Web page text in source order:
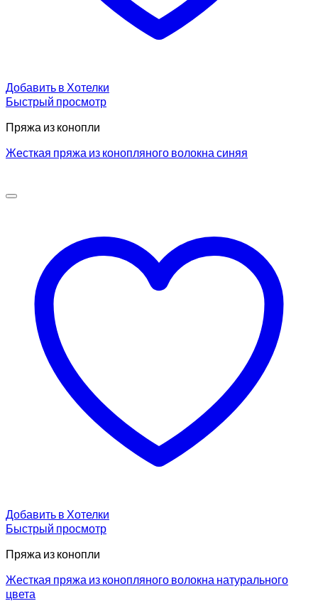
Добавить в Хотелки
Быстрый просмотр
Пряжа из конопли
Жесткая пряжа из конопляного волокна синяя
Добавить в Хотелки
Быстрый просмотр
Пряжа из конопли
Жесткая пряжа из конопляного волокна натурального
цвета